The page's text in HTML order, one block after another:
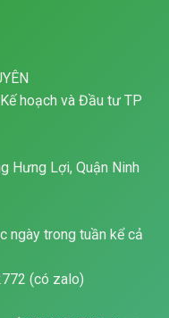
hoạch và Đầu tư TP
Hưng Lợi, Quận Ninh
ngày trong tuần kể cả
(có zalo)